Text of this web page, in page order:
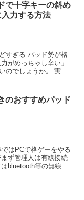
で十字キーの斜め
力する方法
すぎる パッド勢が格
のでしょうか。 実際
のおすすめパッド
ず管理人は有線接続